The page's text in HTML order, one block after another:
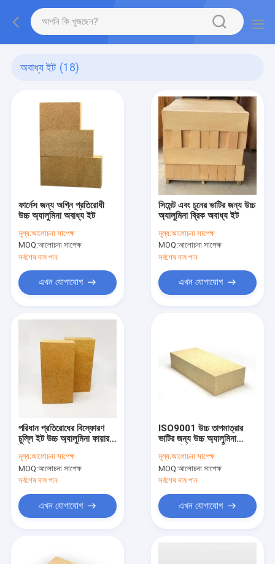
অবাধ্য ইট (18)
ফার্নেস জন্য অগ্নি প্রতিরোধী
উচ্চ অ্যালুমিনা অবাধ্য ইট
মূল্য:আলোচনা সাপেক্ষ
MOQ:আলোচনা সাপেক্ষ
সর্বশেষ দাম পান
এখন যোগাযোগ
সিমেন্ট এবং চুনের ভাটির জন্য উচ্চ
অ্যালুমিনা ব্রিক অবাধ্য ইট
মূল্য:আলোচনা সাপেক্ষ
MOQ:আলোচনা সাপেক্ষ
সর্বশেষ দাম পান
এখন যোগাযোগ
পরিধান প্রতিরোধের বিস্ফোরণ
চুল্লি ইট উচ্চ অ্যালুমিনা ফায়ার
মূল্য:আলোচনা সাপেক্ষ
MOQ:আলোচনা সাপেক্ষ
সর্বশেষ দাম পান
এখন যোগাযোগ
ISO9001 উচ্চ তাপমাত্রার
ভাটির জন্য উচ্চ অ্যালুমিনা
মূল্য:আলোচনা সাপেক্ষ
MOQ:আলোচনা সাপেক্ষ
সর্বশেষ দাম পান
এখন যোগাযোগ